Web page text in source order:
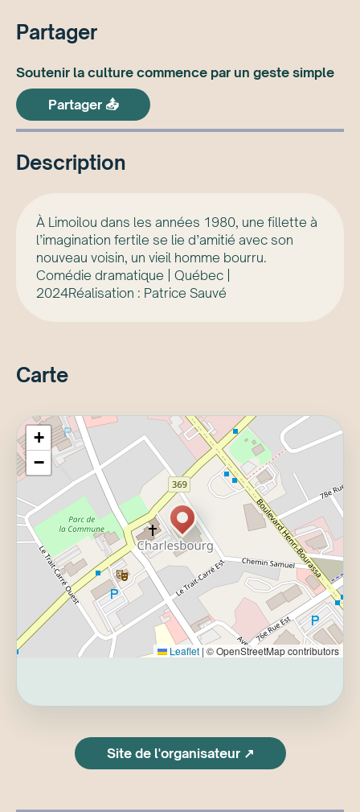
Partager
Soutenir la culture commence par un geste simple
Partager 📤
Description
À Limoilou dans les années 1980, une fillette à
l’imagination fertile se lie d’amitié avec son
nouveau voisin, un vieil homme bourru.
Comédie dramatique | Québec |
2024Réalisation : Patrice Sauvé
Carte
+
−
Leaflet | © OpenStreetMap contributors
Site de l'organisateur ↗